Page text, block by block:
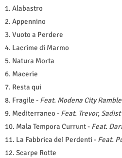
1. Alabastro
2. Appennino
3. Vuoto a Perdere
4. Lacrime di Marmo
5. Natura Morta
6. Macerie
7. Resta qui
8. Fragile - Feat. Modena City
9. Mediterraneo - Feat. Trevor, Sadist
10. Mala Tempora Currunt - Feat.
11. La Fabbrica dei Perdenti - Feat.
12. Scarpe Rotte